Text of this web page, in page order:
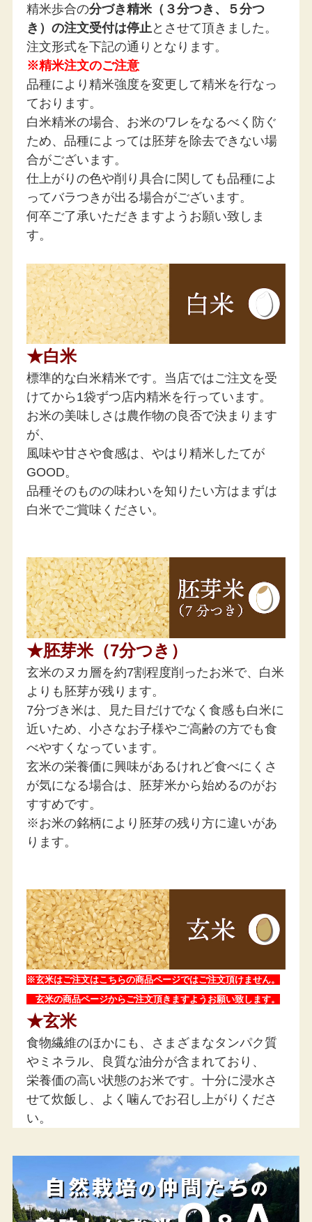
みずみずしいお米はひと粒ひと粒が光り輝き、炊きあがりの美し
さもピカイチ。
お米の主成分であるデンプンは「アミロース」と「アミノペクチ
ン」の2種類あり、
コシヒカリはこのふたつのバランスが非常に取れたお米です。
旨味の強いコシヒカリは、
煮物やハンバーグなどお味が濃いめのおかずにも負けない存在感
があります！
和食・洋食問わずどんなおかずにも合いますが、
お米本来の味を楽しむなら、漬物やおひたしなど「ごはんのおと
も」と食べるのもおすすめですよ♪
ーこんな方におすすめー
・ごはんはお米そのものの旨味・甘みを楽しみたい
方
・お弁当、おにぎりをつくることが多い方
が多い方
精米歩合の分づき精米（３分つき、５分つ
き）の注文受付は停止 とさせて頂きました。
注文形式を下記の通りとなります。
※精米注文のご注意
品種により精米強度を変更して精米を行なっ
ております。
白米精米の場合、お米のワレをなるべく防ぐ
ため、 品種によっては 胚芽を除去できない場
合がございます。
仕上がりの色や削り具合に関しても品種によ
ってバラつきが出る場合がございます。
何卒ご了承いただきますようお願い致しま
す。
★白米
標準的な白米精米です。当店ではご注文を受
けてから1袋ずつ店内精米を行っています。
お米の美味しさは農作物の良否で決まります
が、
風味や甘さや食感は、やはり精米したてが
GOOD。
品種そのものの味わいを知りたい方はまずは
白米でご賞味ください。
★胚芽米（7分つき）
玄米のヌカ層を約7割程度削ったお米で、白米
よりも胚芽が残ります。
7分づき米は、見た目だけでなく食感も白米に
近いため、小さなお子様やご高齢の方でも食
べやすくなっています。
玄米の栄養価に興味があるけれど食べにくさ
が気になる場合は、胚芽米から始めるのがお
すすめです。
※お米の銘柄により胚芽の残り方に違いがあ
ります。
※玄米はご注文はこちらの商品ページではご注文頂けません。
玄米の商品ページからご注文頂きますようお願い致します。
★玄米
食物繊維のほかにも、さまざまなタンパク質
やミネラル、良質な油分が含まれており、
栄養価の高い状態のお米です。十分に浸水さ
せて炊飯し、よく噛んでお召し上がりくださ
い。